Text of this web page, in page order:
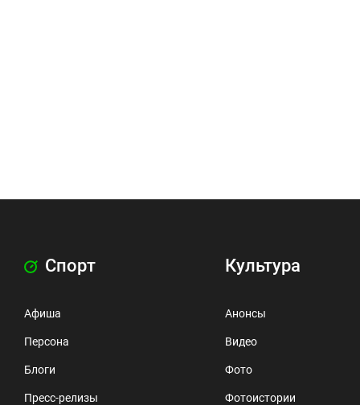
Спорт
Афиша
Персона
Блоги
Пресс-релизы
Культура
Анонсы
Видео
Фото
Фотоистории